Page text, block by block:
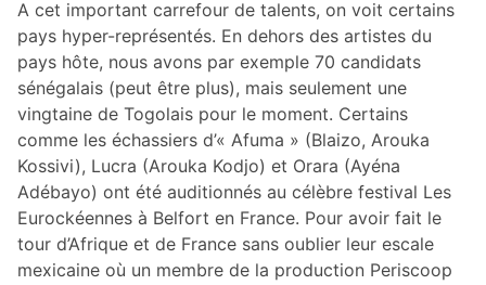
A cet important carrefour de talents, on voit certains
pays hyper-représentés. En dehors des artistes du
pays hôte, nous avons par exemple 70 candidats
sénégalais (peut être plus), mais seulement une
vingtaine de Togolais pour le moment. Certains
comme les échassiers d’« Afuma » (Blaizo, Arouka
Kossivi), Lucra (Arouka Kodjo) et Orara (Ayéna
Adébayo) ont été auditionnés au célèbre festival Les
Eurockéennes à Belfort en France. Pour avoir fait le
tour d’Afrique et de France sans oublier leur escale
mexicaine où un membre de la production Periscoop